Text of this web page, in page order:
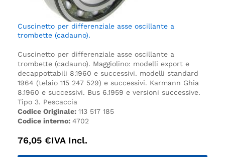
Cuscinetto per differenziale asse oscillante a
trombette (cadauno).
Cuscinetto per differenziale asse oscillante a
trombette (cadauno). Maggiolino: modelli export e
decappottabili 8.1960 e successivi. modelli standard
1964 (telaio 115 247 529) e successivi. Karmann Ghia
8.1960 e successivi. Bus 6.1959 e versioni successive.
Tipo 3. Pescaccia
Codice Originale: 113 517 185
Codice interno: 4702
76,05 €IVA Incl.